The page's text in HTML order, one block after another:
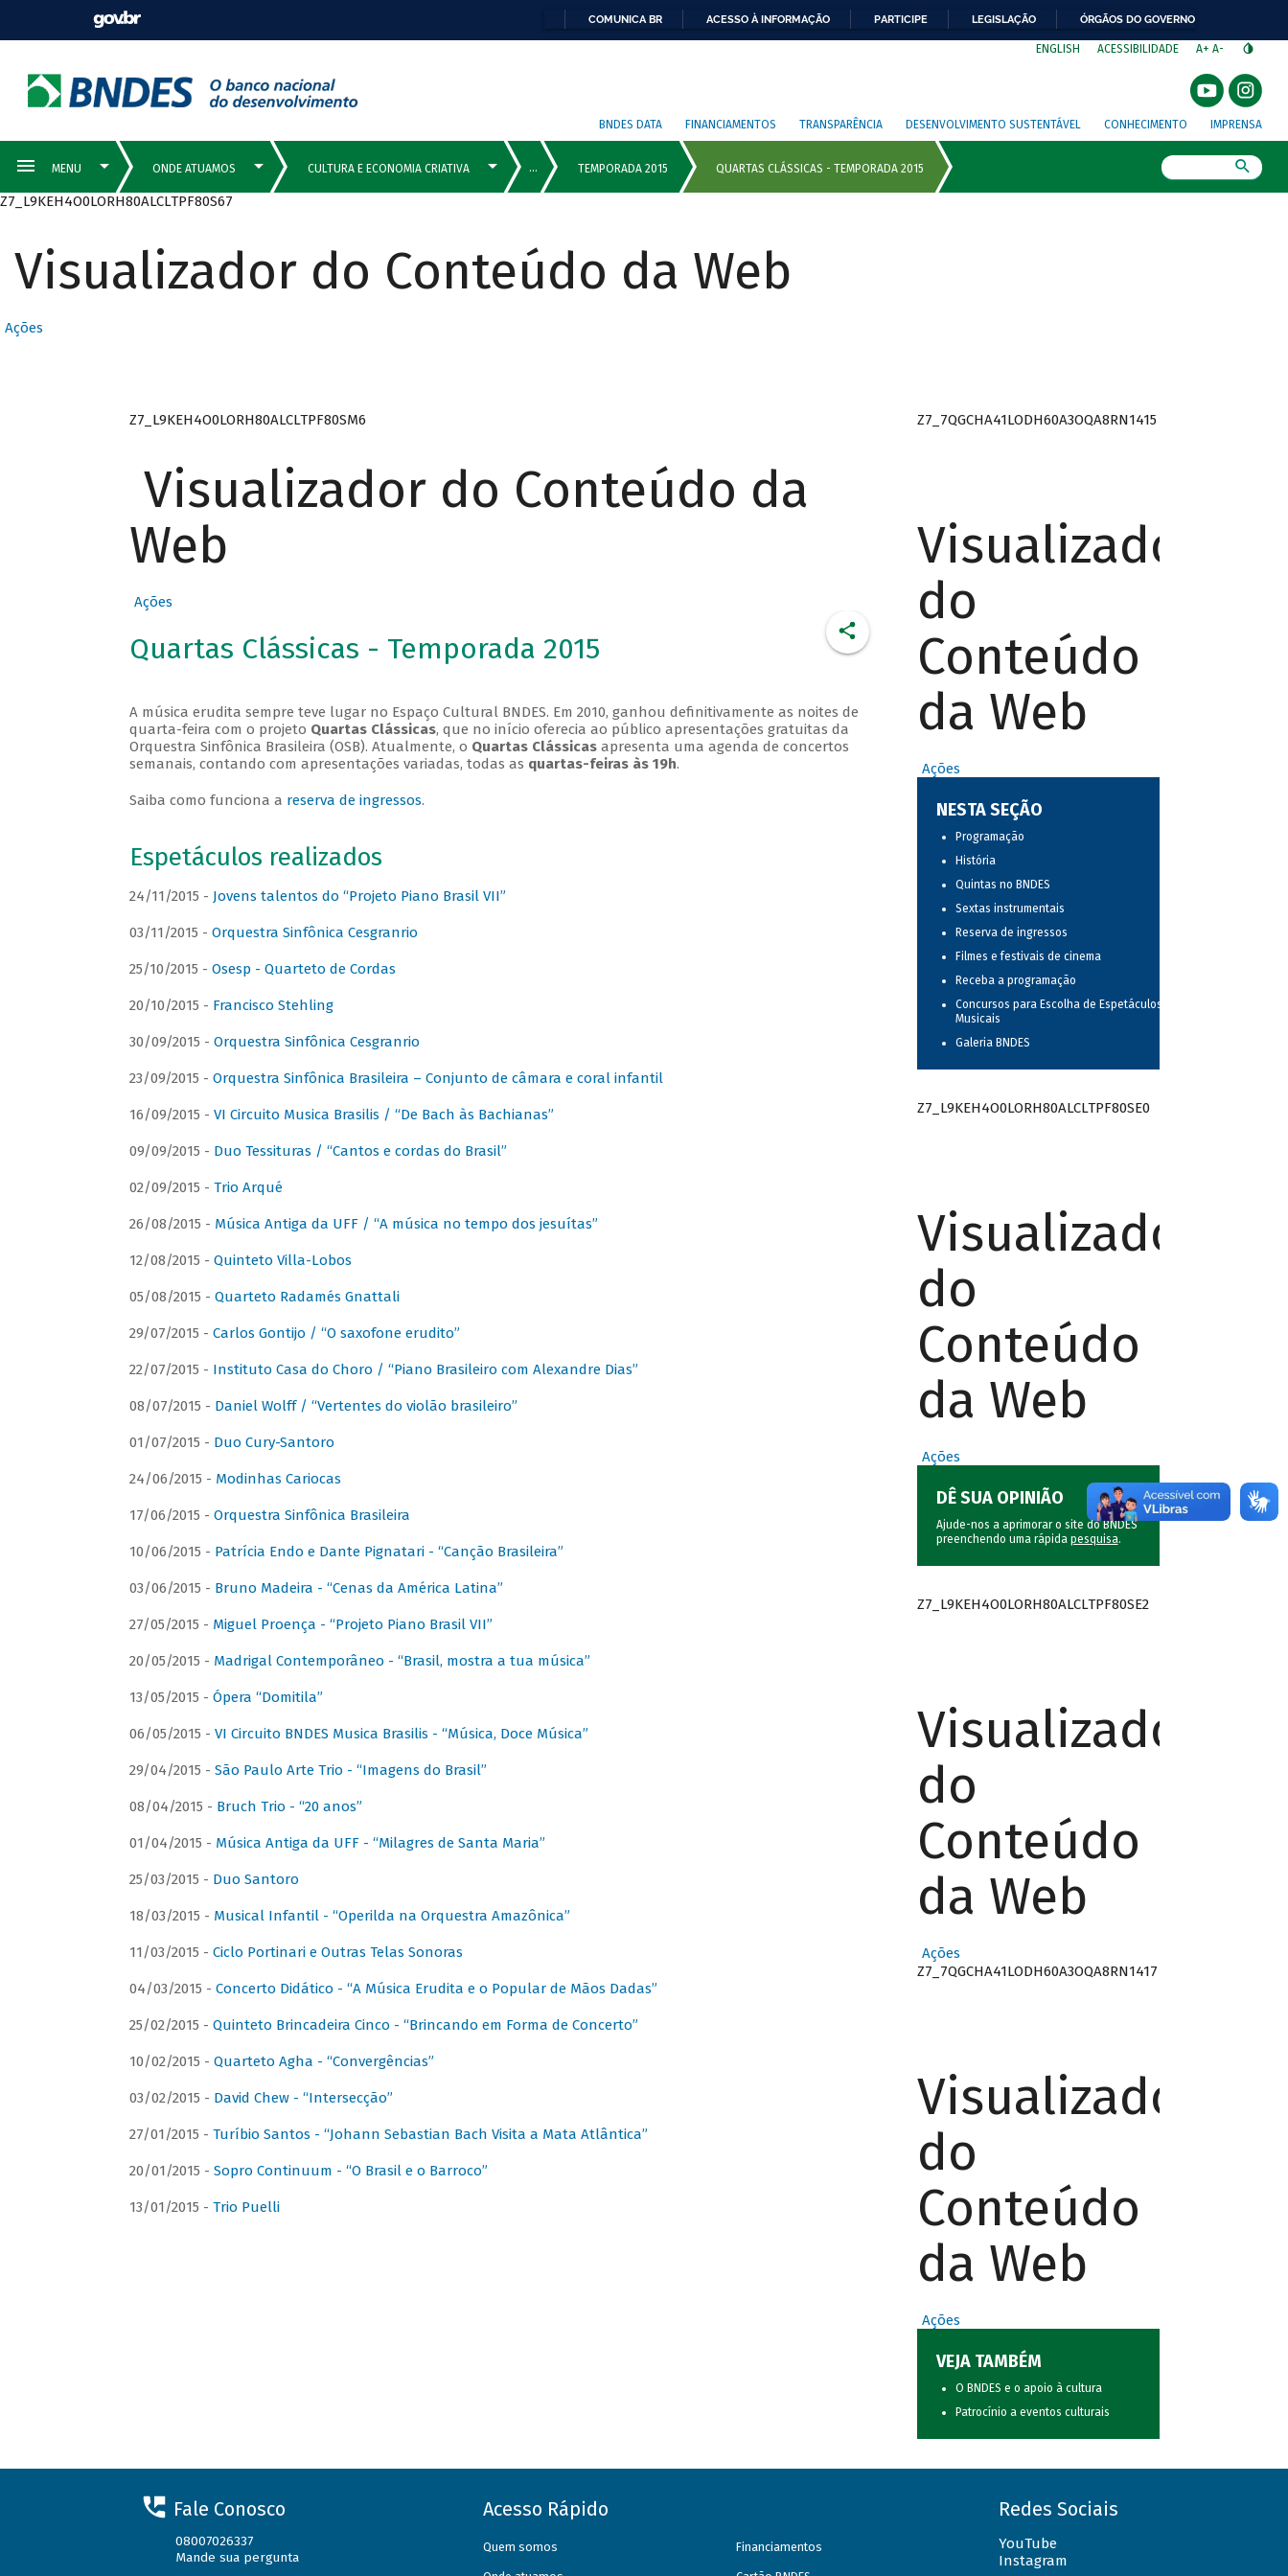
COMUNICA BR ACESSO À INFORMAÇÃO PARTICIPE LEGISLAÇÃO ÓRGÃOS DO GOVERNO
ENGLISH ACESSIBILIDADE A+ A-
BNDES DATA FINANCIAMENTOS TRANSPARÊNCIA DESENVOLVIMENTO SUSTENTÁVEL CONHECIMENTO IMPRENSA
Z7_L9KEH4O0LORH80ALCLTPF80S67
Visualizador do Conteúdo da Web
Ações
Z7_L9KEH4O0LORH80ALCLTPF80SM6
Visualizador do Conteúdo da
Web
Ações
Quartas Clássicas - Temporada 2015
A música erudita sempre teve lugar no Espaço Cultural BNDES. Em 2010, ganhou definitivamente as noites de
quarta-feira com o projeto Quartas Clássicas, que no início oferecia ao público apresentações gratuitas da
Orquestra Sinfônica Brasileira (OSB). Atualmente, o Quartas Clássicasapresenta uma agenda de concertos
semanais, contando com apresentações variadas, todas as quartas-feiras às 19h.
Saiba como funciona a reserva de ingressos.
Espetáculos realizados
24/11/2015 - Jovens talentos do “Projeto Piano Brasil VII”
03/11/2015 - Orquestra Sinfônica Cesgranrio
25/10/2015 - Osesp - Quarteto de Cordas
20/10/2015 - Francisco Stehling
30/09/2015 - Orquestra Sinfônica Cesgranrio
23/09/2015 - Orquestra Sinfônica Brasileira – Conjunto de câmara e coral infantil
16/09/2015 - VI Circuito Musica Brasilis / “De Bach às Bachianas”
09/09/2015 - Duo Tessituras / “Cantos e cordas do Brasil”
02/09/2015 - Trio Arqué
26/08/2015 - Música Antiga da UFF / “A música no tempo dos jesuítas”
12/08/2015 - Quinteto Villa-Lobos
05/08/2015 - Quarteto Radamés Gnattali
29/07/2015 - Carlos Gontijo / “O saxofone erudito”
22/07/2015 - Instituto Casa do Choro / “Piano Brasileiro com Alexandre Dias”
08/07/2015 - Daniel Wolff / “Vertentes do violão brasileiro”
01/07/2015 - Duo Cury-Santoro
24/06/2015 - Modinhas Cariocas
17/06/2015 - Orquestra Sinfônica Brasileira
10/06/2015 - Patrícia Endo e Dante Pignatari - “Canção Brasileira”
03/06/2015 - Bruno Madeira - “Cenas da América Latina”
27/05/2015 - Miguel Proença - “Projeto Piano Brasil VII”
20/05/2015 - Madrigal Contemporâneo - “Brasil, mostra a tua música”
13/05/2015 - Ópera “Domitila”
06/05/2015 - VI Circuito BNDES Musica Brasilis - “Música, Doce Música”
29/04/2015 - São Paulo Arte Trio - “Imagens do Brasil”
08/04/2015 - Bruch Trio - “20 anos”
01/04/2015 - Música Antiga da UFF - “Milagres de Santa Maria”
25/03/2015 - Duo Santoro
18/03/2015 - Musical Infantil - “Operilda na Orquestra Amazônica”
11/03/2015 - Ciclo Portinari e Outras Telas Sonoras
04/03/2015 - Concerto Didático - “A Música Erudita e o Popular de Mãos Dadas”
25/02/2015 - Quinteto Brincadeira Cinco - “Brincando em Forma de Concerto”
10/02/2015 - Quarteto Agha - “Convergências”
03/02/2015 - David Chew - “Intersecção”
27/01/2015 - Turíbio Santos - “Johann Sebastian Bach Visita a Mata Atlântica”
20/01/2015 - Sopro Continuum - “O Brasil e o Barroco”
13/01/2015 - Trio Puelli
Z7_7QGCHA41LODH60A3OQA8RN1415
Visualizador
do
Conteúdo
da Web
Ações
NESTA SEÇÃO
Programação
História
Quintas no BNDES
Sextas instrumentais
Reserva de ingressos
Filmes e festivais de cinema
Receba a programação
Concursos para Escolha de Espetáculos
Musicais
Galeria BNDES
Z7_L9KEH4O0LORH80ALCLTPF80SE0
Visualizador
do
Conteúdo
da Web
Ações
DÊ SUA OPINIÃO
Ajude-nos a aprimorar o site do BNDES
preenchendo uma rápida pesquisa.
Z7_L9KEH4O0LORH80ALCLTPF80SE2
Visualizador
do
Conteúdo
da Web
Ações
Z7_7QGCHA41LODH60A3OQA8RN1417
Visualizador
do
Conteúdo
da Web
Ações
VEJA TAMBÉM
O BNDES e o apoio à cultura
Patrocínio a eventos culturais
Fale Conosco
08007026337
Mande sua pergunta
Acesso Rápido
Quem somos Financiamentos
Redes Sociais
YouTube
Instagram